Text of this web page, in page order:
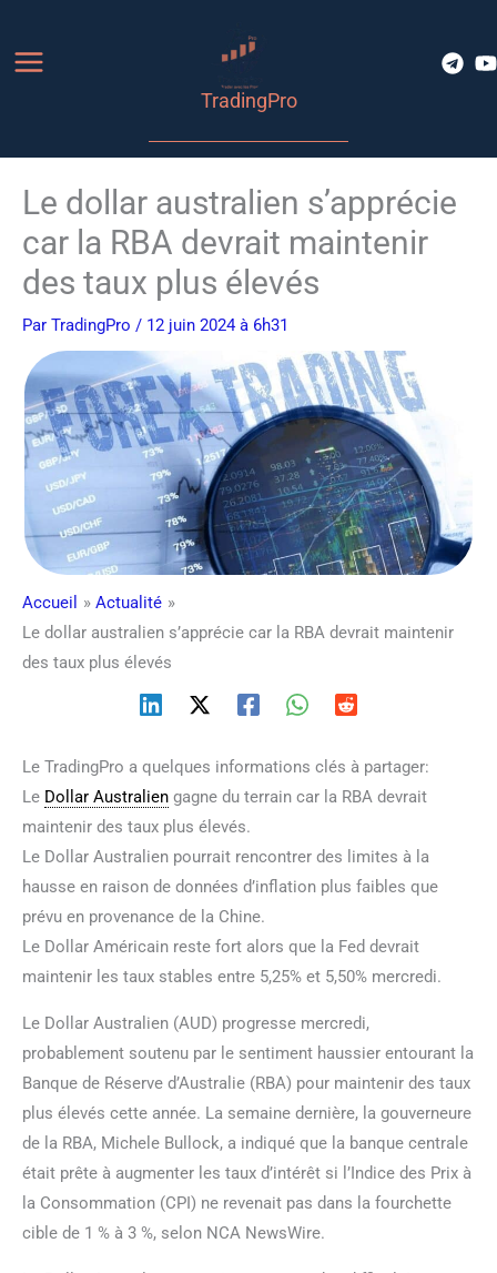
contenu
TradingPro
Le dollar australien s’apprécie
car la RBA devrait maintenir
des taux plus élevés
Par TradingPro / 12 juin 2024 à 6h31
Accueil
Actualité
Le dollar australien s’apprécie car la RBA devrait maintenir
des taux plus élevés
Le TradingPro a quelques informations clés à partager:
Le Dollar Australien gagne du terrain car la RBA devrait
maintenir des taux plus élevés.
Le Dollar Australien pourrait rencontrer des limites à la
hausse en raison de données d’inflation plus faibles que
prévu en provenance de la Chine.
Le Dollar Américain reste fort alors que la Fed devrait
maintenir les taux stables entre 5,25% et 5,50% mercredi.
Le Dollar Australien (AUD) progresse mercredi,
probablement soutenu par le sentiment haussier entourant la
Banque de Réserve d’Australie (RBA) pour maintenir des taux
plus élevés cette année. La semaine dernière, la gouverneure
de la RBA, Michele Bullock, a indiqué que la banque centrale
était prête à augmenter les taux d’intérêt si l’Indice des Prix à
la Consommation (CPI) ne revenait pas dans la fourchette
cible de 1 % à 3 %, selon NCA NewsWire.